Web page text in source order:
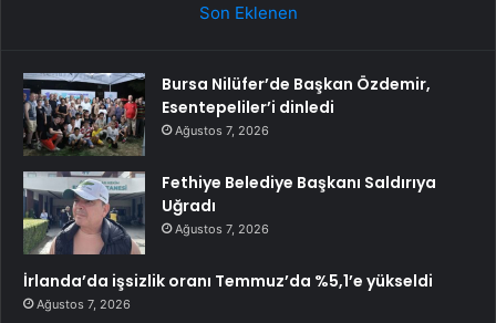
Son Eklenen
Bursa Nilüfer’de Başkan Özdemir,
Esentepeliler’i dinledi
Ağustos 7, 2026
Fethiye Belediye Başkanı Saldırıya
Uğradı
Ağustos 7, 2026
İrlanda’da işsizlik oranı Temmuz’da %5,1’e yükseldi
Ağustos 7, 2026